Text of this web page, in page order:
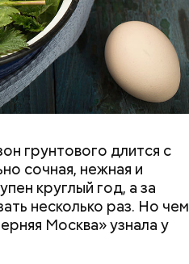
грунтового длится с
сочная, нежная и
круглый год, а за
несколько раз. Но чем
Москва» узнала у